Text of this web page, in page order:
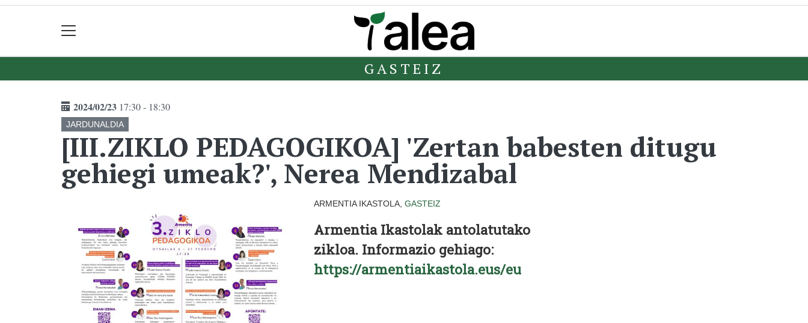
GASTEIZ
2024/02/23 17:30 - 18:30
JARDUNALDIA
[III.ZIKLO PEDAGOGIKOA] 'Zertan babesten ditugu
gehiegi umeak?', Nerea Mendizabal
ARMENTIA IKASTOLA, GASTEIZ
Armentia Ikastolak antolatutako
zikloa. Informazio gehiago:
https://armentiaikastola.eus/eu